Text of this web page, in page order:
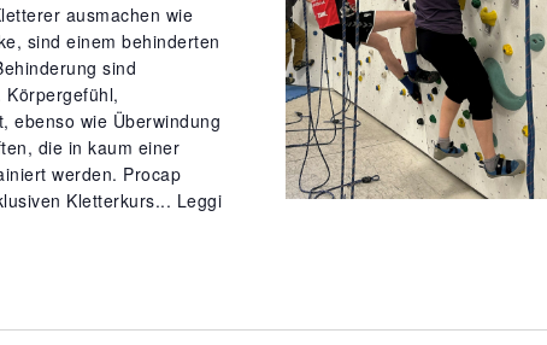
ausmachen wie
sind einem behinderten
sind
Körpergefühl,
ebenso wie Überwindung
die in kaum einer
werden. Procap
Kletterkurs... Leggi